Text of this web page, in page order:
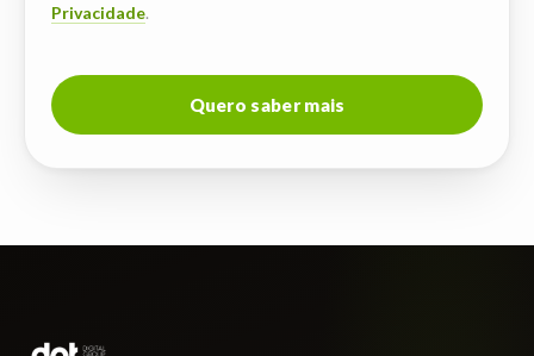
Privacidade.